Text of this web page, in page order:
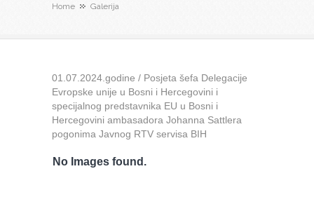
Home Galerija
01.07.2024.godine / Posjeta šefa Delegacije
Evropske unije u Bosni i Hercegovini i
specijalnog predstavnika EU u Bosni i
Hercegovini ambasadora Johanna Sattlera
pogonima Javnog RTV servisa BIH
No Images found.